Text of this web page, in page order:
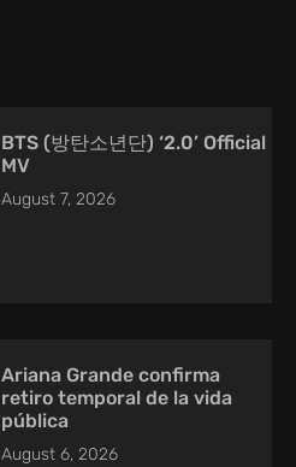
BTS (방탄소년단) ‘2.0’ Official
MV
August 7, 2026
Ariana Grande confirma
retiro temporal de la vida
pública
August 6, 2026